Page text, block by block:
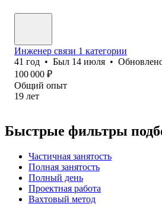
Инженер связи 1 категории
41 год • Был 14 июля •
100 000 ₽
Общий опыт
19 лет
Быстрые фильтры
Частичная занятость
Полная занятость
Полный день
Проектная работа
Вахтовый метод